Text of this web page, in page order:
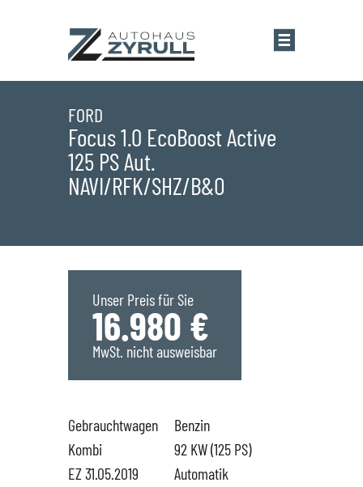
Startseite
Standorte
Saarwellingen
St. Wendel
Marken
Übersicht
CUPRA
Service
Probefahrt
FORD
Focus 1.0 EcoBoost Active
125 PS Aut.
NAVI/RFK/SHZ/B&O
Unser Preis für Sie
16.980 €
MwSt. nicht ausweisbar
Gebrauchtwagen
Kombi
EZ 31.05.2019
Benzin
92 KW (125 PS)
Automatik